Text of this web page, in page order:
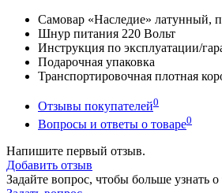
Самовар «Наследие» латунный,
Шнур питания 220 Вольт
Инструкция по эксплуатации/
Подарочная упаковка
Транспортировочная плотная
Отзывы покупателей0
Вопросы и ответы о товаре0
Напишите первый отзыв.
Добавить отзыв
Задайте вопрос, чтобы больше узнать о